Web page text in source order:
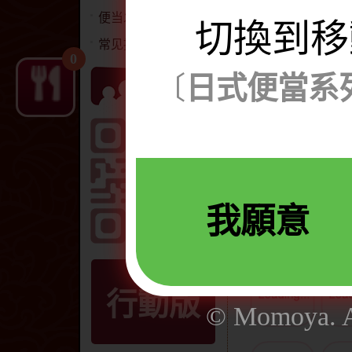
便当发票开立说明
常见提问QA
行動版
猪 蛋
柴鱼萝卜煮
秋刀甘味煮
0 切換到
〔 日式便當系
我願意
© Momoya.